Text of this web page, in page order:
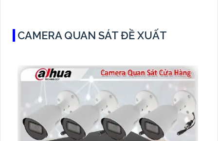
CAMERA QUAN SÁT ĐỀ XUẤT